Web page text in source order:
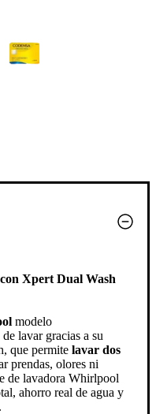
Xpert Dual Wash
modelo
lavar gracias a su
que permite lavar dos
prendas, olores ni
de lavadora Whirlpool
ahorro real de agua y